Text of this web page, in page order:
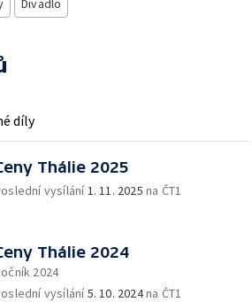
Divadlo
díly
Thálie 2025
vysílání1. 11. 2025 na ČT1
Thálie 2024
2024
vysílání5. 10. 2024na ČT1